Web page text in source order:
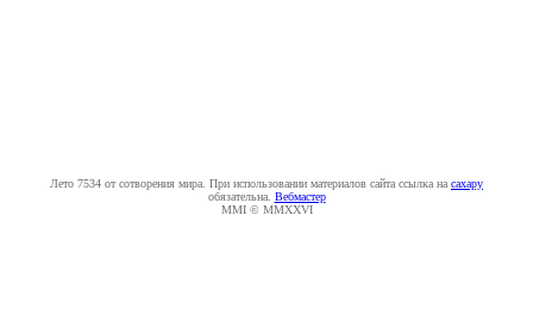
Лето 7534 от сотворения мира. При использовании материалов сайта ссылка на caxapу
обязательна. Вебмастер
MMI © MMXXVI